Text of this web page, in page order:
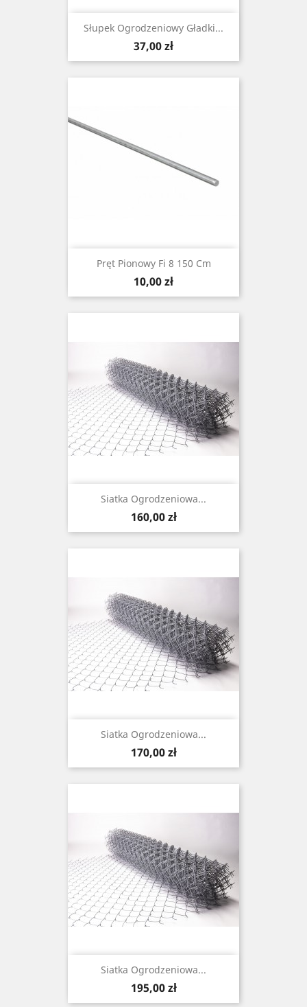
Słupek Ogrodzeniowy Gładki...
Cena
37,00 zł
Pręt Pionowy Fi 8 150 Cm
Cena
10,00 zł
Siatka Ogrodzeniowa...
Cena
160,00 zł
Siatka Ogrodzeniowa...
Cena
170,00 zł
Siatka Ogrodzeniowa...
Cena
195,00 zł